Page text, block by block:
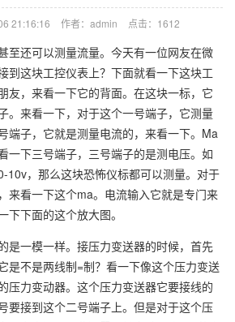
21:16:16 作者：admin 点击： 1612
至还可以测量流量。今天有一位网友在微
到这块工控仪表上？下面就看一下这块工
友，来看一下它的背面。在这块一标，它
。来看一下，对于这个一号端子，它测量
端子，它就是测量电流的，来看一下。Ma
一下三号端子，三号端子的是测电压。如
10v，那么这块恐怖仪标都可以测量。对于
来看一下这个ma。电流输入它就是专门来
下面的这个放大图。
是一模一样。接压力变送器的时候，首先
是不是两线制=制？看一下像这个压力变送
压力变动器。这个压力变送器它要接线的
要接到这个二号端子上。但是对于这个压